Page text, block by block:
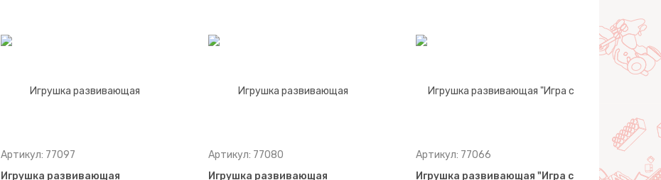
Артикул: 77097
Игрушка развивающая
Артикул: 77080
Игрушка развивающая
Артикул: 77066
Игрушка развивающая "Игра с